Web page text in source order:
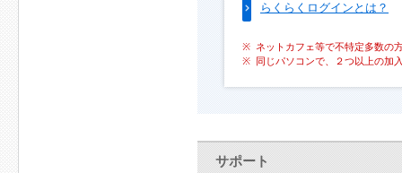
らくらくログインとは？
ネットカフェ等で不特定多数の
同じパソコンで、２つ以上の加
サポート